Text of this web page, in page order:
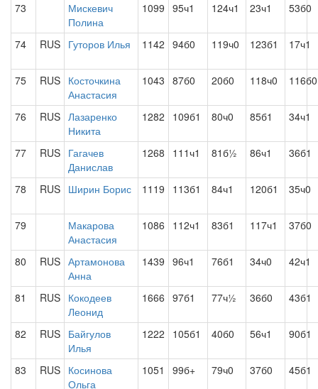
73
Мискевич
Полина
1099 95ч1 124ч1 23ч1 53б0
74 RUS Гуторов Илья 1142 94б0 119ч0 123б1 17ч1
75 RUS Косточкина
Анастасия
1043 87б0 20б0 118ч0 116б0
76 RUS Лазаренко
Никита
1282 109б1 80ч0 85б1 34ч1
77 RUS Гагачев
Данислав
1268 111ч1 81б½ 86ч1 36б1
78 RUS Ширин Борис 1119 113б1 84ч1 120б1 35ч0
79
Макарова
Анастасия
1086 112ч1 83б1 117ч1 37б0
80 RUS Артамонова
Анна
1439 96ч1 76б1 34ч0 42ч1
81 RUS Кокодеев
Леонид
1666 97б1 77ч½ 36б0 43б1
82 RUS Байгулов
Илья
1222 105б1 40б0 56ч1 90б1
83 RUS Косинова
Ольга
1051 99б+ 79ч0 37б0 45б1